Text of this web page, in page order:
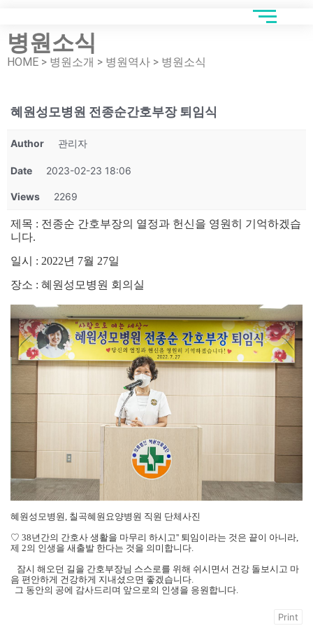
병원소식
HOME > 병원소개 > 병원역사 > 병원소식
혜원성모병원 전종순간호부장 퇴임식
Author 관리자
Date 2023-02-23 18:06
Views 2269
제목 : 전종순 간호부장의 열정과 헌신을 영원히 기억하겠습
니다.
일시 : 2022년 7월 27일
장소 : 혜원성모병원 회의실
혜원성모병원, 칠곡혜원요양병원 직원 단체사진
♡ 38년간의 간호사 생활을 마무리 하시고'' 퇴임이라는 것은 끝이 아니라,
제 2의 인생을 새출발 한다는 것을 의미합니다.
잠시 해오던 길을 간호부장님 스스로를 위해 쉬시면서 건강 돌보시고 마
음 편안하게 건강하게 지내셨으면 좋겠습니다.
그 동안의 공에 감사드리며 앞으로의 인생을 응원합니다.
Print